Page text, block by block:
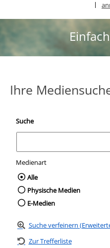
Ihre
Suche
Medienart
Wählen Sie die
Alle
Physische Medien
E-Medien
Suche verfeinern
Zur Trefferliste